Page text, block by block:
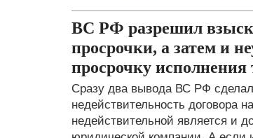
ВС РФ разрешил
просрочки, а затем и
просрочку исполнения
Сразу два вывода ВС РФ
недействительность договора
недействительной является и